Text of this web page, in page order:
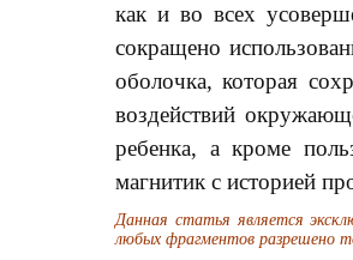
как и во всех
сокращено
оболочка, которая
воздействий
ребенка, а кроме
магнитик с историей
Данная статья является
любых фрагментов разрешено